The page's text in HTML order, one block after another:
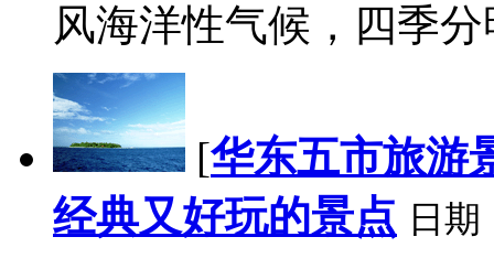
风海洋性气候，四季分
[华东五市旅游
经典又好玩的景点 日期